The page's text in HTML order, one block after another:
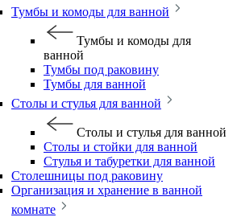
Тумбы и комоды для ванной
Тумбы и комоды для
ванной
Тумбы под раковину
Тумбы для ванной
Столы и стулья для ванной
Столы и стулья для ванной
Столы и стойки для ванной
Стулья и табуретки для ванной
Столешницы под раковину
Организация и хранение в ванной
комнате